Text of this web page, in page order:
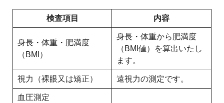
検査項目 内容
身長・体重・肥満度
（BMI）
身長・体重から肥満度
（BMI値）を算出いたし
ます。
視力（裸眼又は矯正） 遠視力の測定です。
血圧測定